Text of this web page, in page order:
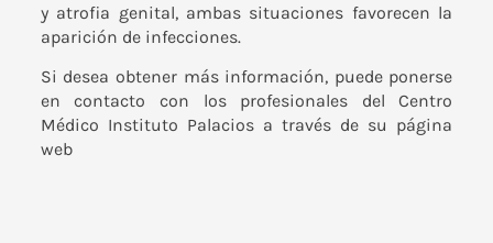
y atrofia genital, ambas situaciones favorecen la
aparición de infecciones.
Si desea obtener más información, puede ponerse
en contacto con los profesionales del Centro
Médico Instituto Palacios a través de su página
web